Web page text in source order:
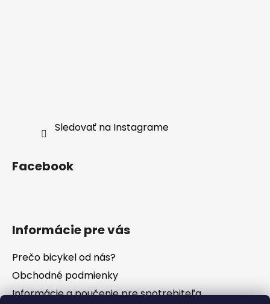
Sledovať na Instagrame
Facebook
Informácie pre vás
Prečo bicykel od nás?
Obchodné podmienky
Informácie a poučenie pre spotrebiteľa